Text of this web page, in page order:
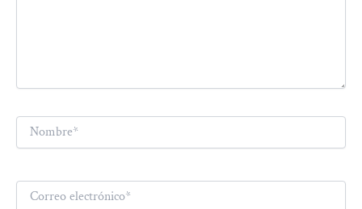
Nombre*
Correo
electrónico*